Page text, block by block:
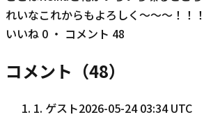
れいなこれからもよろしく〜〜〜！！！
いいね 0 ・ コメント 48
コメント（48）
1. ゲスト2026-05-24 03:34 UTC